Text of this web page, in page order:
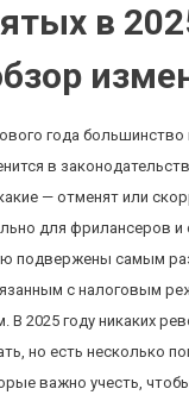
в
года большинство
в
— отменят или
для фрилансеров
подвержены самым
с налоговым
В 2025 году никаких
но есть несколько
важно учесть,